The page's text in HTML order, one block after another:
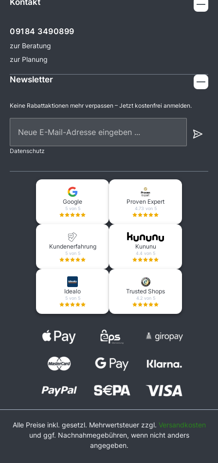
Kontakt
09184 3490899
zur Beratung
zur Planung
Newsletter
Keine Rabattaktionen mehr verpassen – Jetzt kostenfrei anmelden.
Datenschutz
Google
5 von 5
Proven Expert
4.73 von 5
Kundenerfahrung
5 von 5
Kununu
4.4 von 5
Idealo
5 von 5
Trusted Shops
4.2 von 5
Alle Preise inkl. gesetzl. Mehrwertsteuer zzgl. Versandkosten
und ggf. Nachnahmegebühren, wenn nicht anders
angegeben.